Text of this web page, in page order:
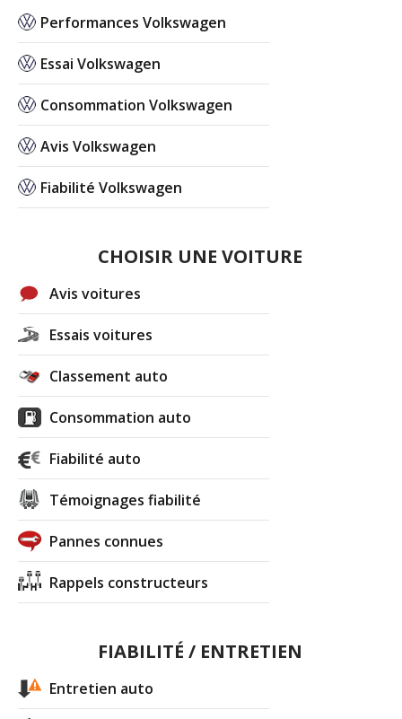
Performances Volkswagen
Essai Volkswagen
Consommation Volkswagen
Avis Volkswagen
Fiabilité Volkswagen
CHOISIR UNE VOITURE
Avis voitures
Essais voitures
Classement auto
Consommation auto
Fiabilité auto
Témoignages fiabilité
Pannes connues
Rappels constructeurs
FIABILITÉ / ENTRETIEN
Entretien auto